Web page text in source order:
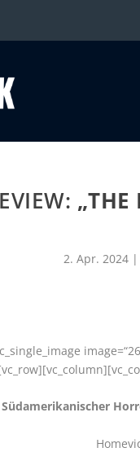
„THE
2. Apr. 2024|
Südamerikanischer